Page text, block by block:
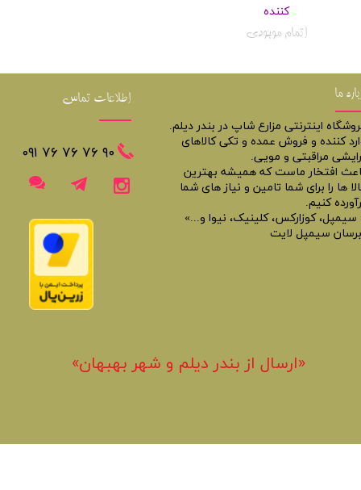
کننده
اتمام موجودی
ما
اینترنتی مزارع شاپ در بندر دیلم.
کننده و فروش عمده و تکی کالاهای
مراقبتی و مویی.
افتخار ماست که همیشه بهترین
ها را برای شما تامین و نیاز های شما
کنیم.
سیمپل، کوزارکس، کلینیک، نیوا و...»
سیمپل لایت
اطلاعات تماس
​​٩٠ ٧۶ ٧۶ ٧۶ ٠٩١
«​ارسال از بندر دیلم و شهر بهبهان»